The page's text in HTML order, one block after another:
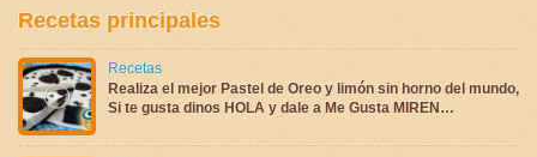
Recetas principales
Recetas
Realiza el mejor Pastel de Oreo y limón sin horno del mundo,
Si te gusta dinos HOLA y dale a Me Gusta MIREN…